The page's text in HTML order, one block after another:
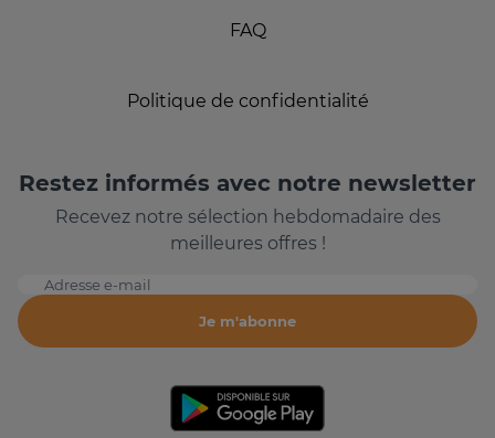
FAQ
Politique de confidentialité
Restez informés avec notre newsletter
Recevez notre sélection hebdomadaire des
meilleures offres !
Adresse e-mail
Je m'abonne